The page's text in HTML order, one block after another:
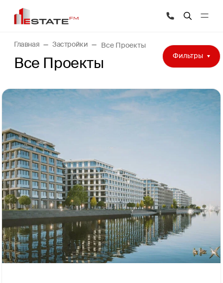
Главная Застройки Все Проекты
Все Проекты
Фильтры